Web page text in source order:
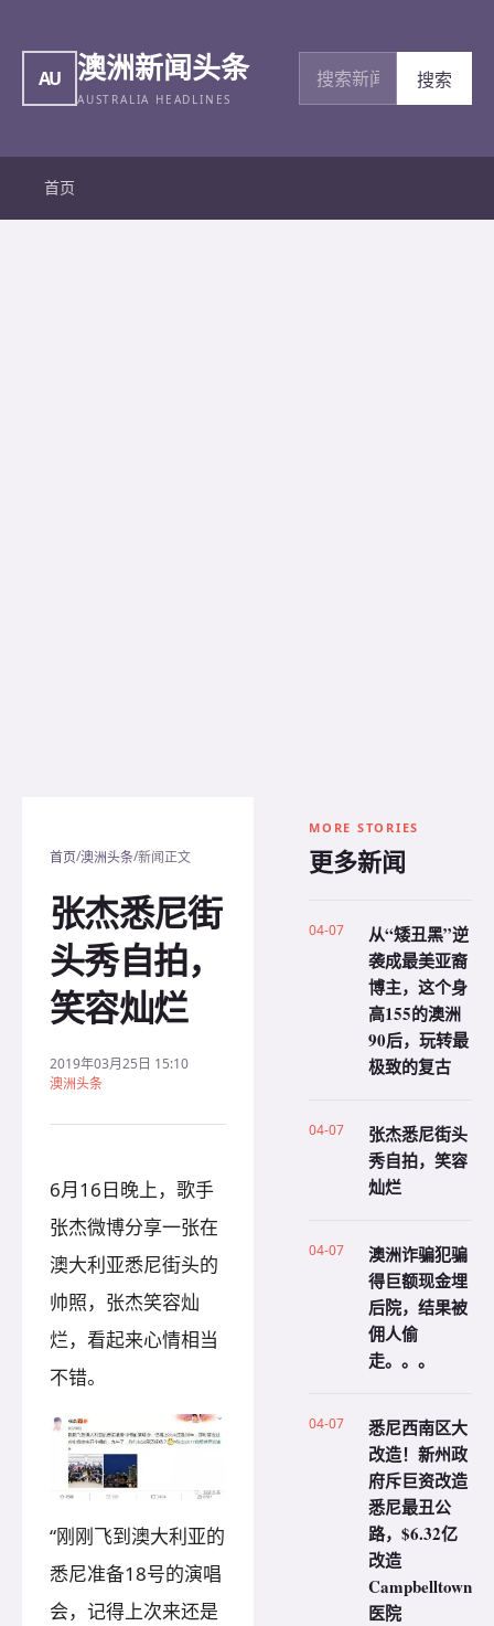
AU 澳洲新闻头条
AUSTRALIA HEADLINES
搜索新闻
搜索
首页
首页/澳洲头条/新闻正文
张杰悉尼街
头秀自拍，
笑容灿烂
2019年03月25日 15:10
澳洲头条
6月16日晚上，歌手
张杰微博分享一张在
澳大利亚悉尼街头的
帅照，张杰笑容灿
烂，看起来心情相当
不错。
“刚刚飞到澳大利亚的
悉尼准备18号的演唱
会，记得上次来还是
MORE STORIES
更多新闻
04-07
从“矮丑黑”逆
袭成最美亚裔
博主，这个身
高155的澳洲
90后，玩转最
极致的复古
04-07
张杰悉尼街头
秀自拍，笑容
灿烂
04-07
澳洲诈骗犯骗
得巨额现金埋
后院，结果被
佣人偷
走。。。
04-07
悉尼西南区大
改造！新州政
府斥巨资改造
悉尼最丑公
路，$6.32亿
改造
Campbelltown
医院